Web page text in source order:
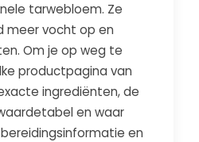
tarwebloem. Ze
meer vocht op en
Om je op weg te
productpagina van
ingrediënten, de
en waar
en